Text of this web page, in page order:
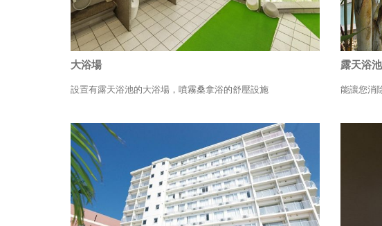
大浴場
設置有露天浴池的大浴場，噴霧桑拿浴的舒壓設施
露天浴池
能讓您消